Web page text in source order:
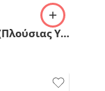
24ωρη Ενυδατική Κρέμα Ημέρας (Πλούσιας Υφής) – Με βιολογική αλόη 50ml-So Bio etic